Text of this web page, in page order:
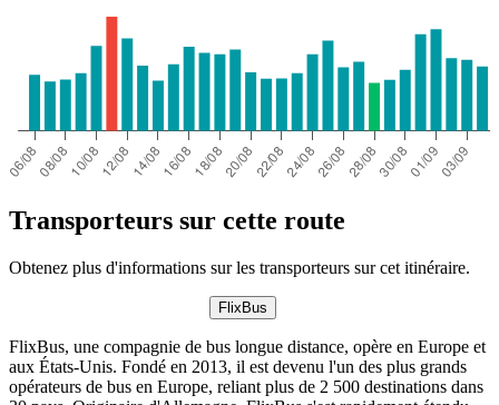
Transporteurs sur cette route
Obtenez plus d'informations sur les transporteurs sur cet itinéraire.
FlixBus
FlixBus, une compagnie de bus longue distance, opère en Europe et
aux États-Unis. Fondé en 2013, il est devenu l'un des plus grands
opérateurs de bus en Europe, reliant plus de 2 500 destinations dans